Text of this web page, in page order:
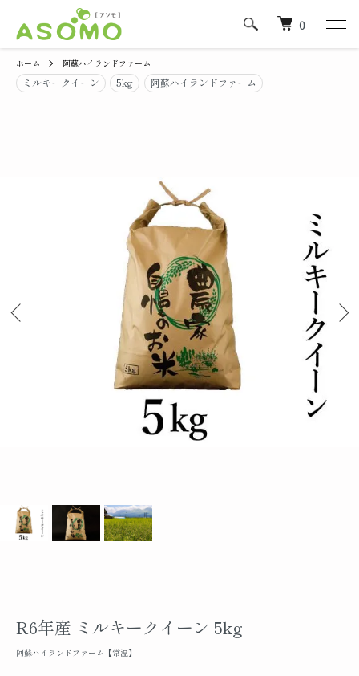
0
ホーム 阿蘇ハイランドファーム
ミルキークイーン 5kg 阿蘇ハイランドファーム
R6年産 ミルキークイーン 5kg
阿蘇ハイランドファーム【常温】